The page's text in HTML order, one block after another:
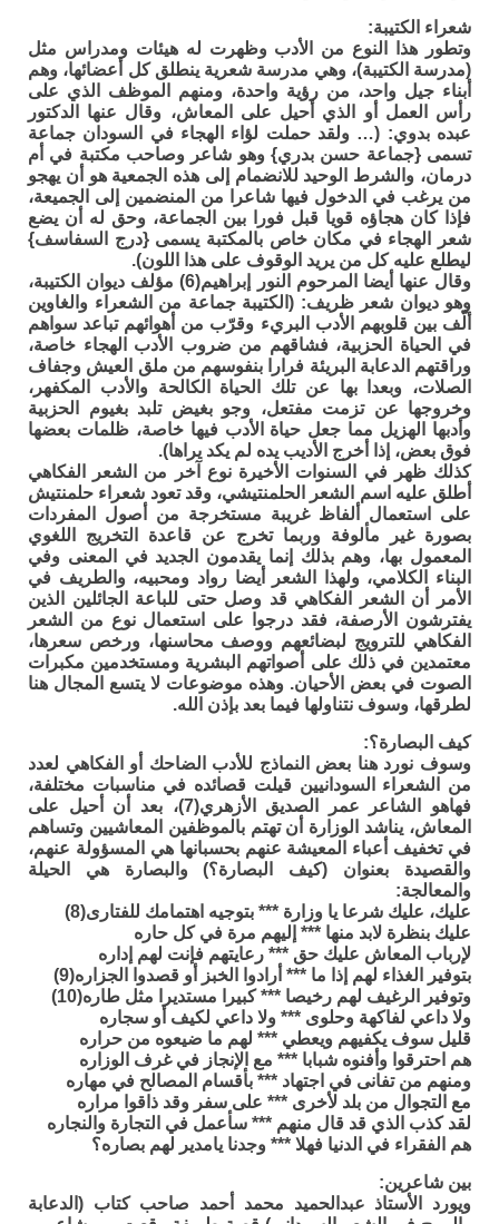
شعراء الكتيبة:
وتطور هذا النوع من الأدب وظهرت له هيئات ومدراس مثل
(مدرسة الكتيبة)، وهي مدرسة شعرية ينطلق كل أعضائها، وهم
أبناء جيل واحد، من رؤية واحدة، ومنهم الموظف الذي على
رأس العمل أو الذي أحيل على المعاش، وقال عنها الدكتور
عبده بدوي: (… ولقد حملت لؤاء الهجاء في السودان جماعة
تسمى {جماعة حسن بدري} وهو شاعر وصاحب مكتبة في أم
درمان، والشرط الوحيد للانضمام إلى هذه الجمعية هو أن يهجو
من يرغب في الدخول فيها شاعرا من المنضمين إلى الجميعة،
فإذا كان هجاؤه قويا قبل فورا بين الجماعة، وحق له أن يضع
شعر الهجاء في مكان خاص بالمكتبة يسمى {درج السفاسف}
ليطلع عليه كل من يريد الوقوف على هذا اللون).
وقال عنها أيضا المرحوم النور إبراهيم(6) مؤلف ديوان الكتيبة،
وهو ديوان شعر ظريف: (الكتيبة جماعة من الشعراء والغاوين
ألّف بين قلوبهم الأدب البريء وقرّب من أهوائهم تباعد سواهم
في الحياة الحزبية، فشاقهم من ضروب الأدب الهجاء خاصة،
وراقتهم الدعابة البريئة فرارا بنفوسهم من ملق العيش وجفاف
الصلات، وبعدا بها عن تلك الحياة الكالحة والأدب المكفهر،
وخروجها عن تزمت مفتعل، وجو بغيض تلبد بغيوم الحزبية
وأدبها الهزيل مما جعل حياة الأدب فيها خاصة، ظلمات بعضها
فوق بعض، إذا أخرج الأديب يده لم يكد يراها).
كذلك ظهر في السنوات الأخيرة نوع آخر من الشعر الفكاهي
أطلق عليه اسم الشعر الحلمنتيشي، وقد تعود شعراء حلمنتيش
على استعمال ألفاظ غريبة مستخرجة من أصول المفردات
بصورة غير مألوفة وربما تخرج عن قاعدة التخريج اللغوي
المعمول بها، وهم بذلك إنما يقدمون الجديد في المعنى وفي
البناء الكلامي، ولهذا الشعر أيضا رواد ومحبيه، والطريف في
الأمر أن الشعر الفكاهي قد وصل حتى للباعة الجائلين الذين
يفترشون الأرصفة، فقد درجوا على استعمال نوع من الشعر
الفكاهي للترويج لبضائعهم ووصف محاسنها، ورخص سعرها،
معتمدين في ذلك على أصواتهم البشرية ومستخدمين مكبرات
الصوت في بعض الأحيان. وهذه موضوعات لا يتسع المجال هنا
لطرقها، وسوف نتناولها فيما بعد بإذن الله.
كيف البصارة؟:
وسوف نورد هنا بعض النماذج للأدب الضاحك أو الفكاهي لعدد
من الشعراء السودانيين قيلت قصائده في مناسبات مختلفة،
فهاهو الشاعر عمر الصديق الأزهري(7)، بعد أن أحيل على
المعاش، يناشد الوزارة أن تهتم بالموظفين المعاشيين وتساهم
في تخفيف أعباء المعيشة عنهم بحسبانها هي المسؤولة عنهم،
والقصيدة بعنوان (كيف البصارة؟) والبصارة هي الحيلة
والمعالجة:
عليك، عليك شرعا يا وزارة *** بتوجيه اهتمامك للفتارى(8)
عليك بنظرة لابد منها *** إليهم مرة في كل حاره
لإرباب المعاش عليك حق *** رعايتهم فإنت لهم إداره
بتوفير الغذاء لهم إذا ما *** أرادوا الخبز أو قصدوا الجزاره(9)
وتوفير الرغيف لهم رخيصا *** كبيرا مستديرا مثل طاره(10)
ولا داعي لفاكهة وحلوى *** ولا داعي لكيف أو سجاره
قليل سوف يكفيهم ويعطي *** لهم ما ضيعوه من حراره
هم احترقوا وأفنوه شبابا *** مع الإنجاز في غرف الوزاره
ومنهم من تفانى في اجتهاد *** بأقسام المصالح في مهاره
مع التجوال من بلد لأخرى *** على سفر وقد ذاقوا مراره
لقد كذب الذي قد قال منهم *** سأعمل في التجارة والنجاره
هم الفقراء في الدنيا فهلا *** وجدنا يامدير لهم بصاره؟
بين شاعرين:
ويورد الأستاذ عبدالحميد محمد أحمد صاحب كتاب (الدعابة